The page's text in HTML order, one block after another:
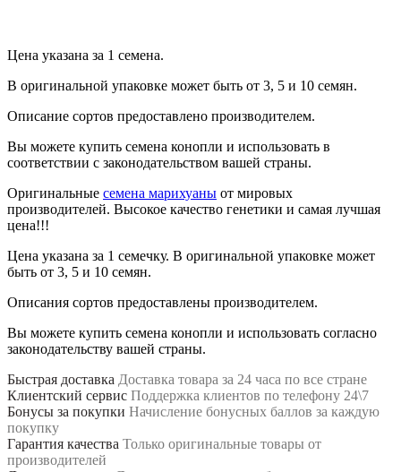
Цена указана за 1 семена.
В оригинальной упаковке может быть от 3, 5 и 10 семян.
Описание сортов предоставлено производителем.
Вы можете купить семена конопли и использовать в
соответствии с законодательством вашей страны.
Оригинальные семена марихуаны от мировых
производителей. Высокое качество генетики и самая лучшая
цена!!!
Цена указана за 1 семечку. В оригинальной упаковке может
быть от 3, 5 и 10 семян.
Описания сортов предоставлены производителем.
Вы можете купить семена конопли и использовать согласно
законодательству вашей страны.
Быстрая доставка Доставка товара за 24 часа по все стране
Клиентский сервис Поддержка клиентов по телефону 24\7
Бонусы за покупки Начисление бонусных баллов за каждую
покупку
Гарантия качества Только оригинальные товары от
производителей